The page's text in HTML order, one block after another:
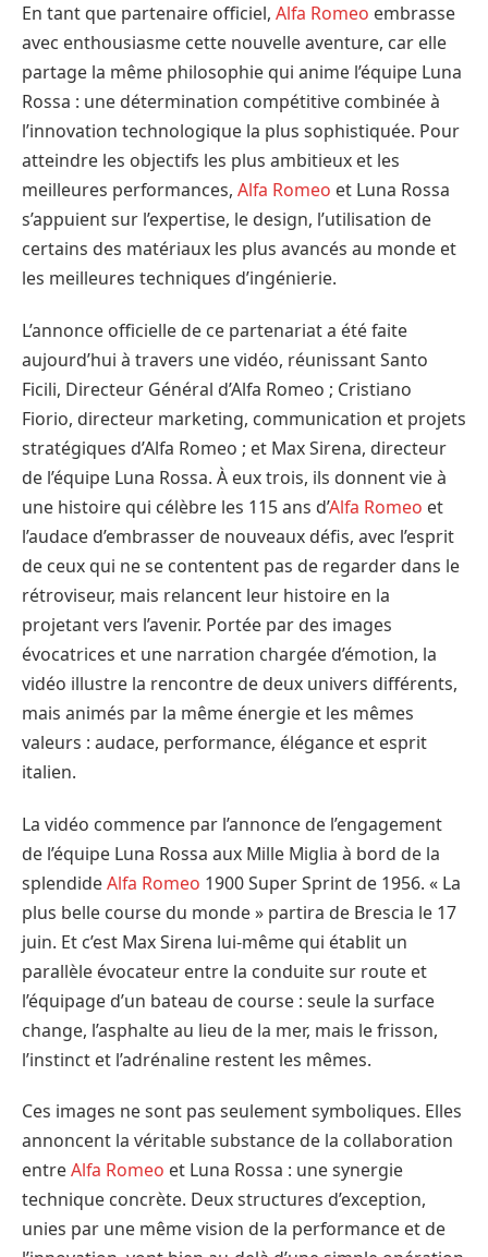
En tant que partenaire officiel, Alfa Romeo embrasse
avec enthousiasme cette nouvelle aventure, car elle
partage la même philosophie qui anime l’équipe Luna
Rossa : une détermination compétitive combinée à
l’innovation technologique la plus sophistiquée. Pour
atteindre les objectifs les plus ambitieux et les
meilleures performances, Alfa Romeo et Luna Rossa
s’appuient sur l’expertise, le design, l’utilisation de
certains des matériaux les plus avancés au monde et
les meilleures techniques d’ingénierie.
L’annonce officielle de ce partenariat a été faite
aujourd’hui à travers une vidéo, réunissant Santo
Ficili, Directeur Général d’Alfa Romeo ; Cristiano
Fiorio, directeur marketing, communication et projets
stratégiques d’Alfa Romeo ; et Max Sirena, directeur
de l’équipe Luna Rossa. À eux trois, ils donnent vie à
une histoire qui célèbre les 115 ans d’Alfa Romeo et
l’audace d’embrasser de nouveaux défis, avec l’esprit
de ceux qui ne se contentent pas de regarder dans le
rétroviseur, mais relancent leur histoire en la
projetant vers l’avenir. Portée par des images
évocatrices et une narration chargée d’émotion, la
vidéo illustre la rencontre de deux univers différents,
mais animés par la même énergie et les mêmes
valeurs : audace, performance, élégance et esprit
italien.
La vidéo commence par l’annonce de l’engagement
de l’équipe Luna Rossa aux Mille Miglia à bord de la
splendideAlfa Romeo 1900 Super Sprint de 1956. « La
plus belle course du monde » partira de Brescia le 17
juin. Et c’est Max Sirena lui-même qui établit un
parallèle évocateur entre la conduite sur route et
l’équipage d’un bateau de course : seule la surface
change, l’asphalte au lieu de la mer, mais le frisson,
l’instinct et l’adrénaline restent les mêmes.
Ces images ne sont pas seulement symboliques. Elles
annoncent la véritable substance de la collaboration
entreAlfa Romeo et Luna Rossa : une synergie
technique concrète. Deux structures d’exception,
unies par une même vision de la performance et de